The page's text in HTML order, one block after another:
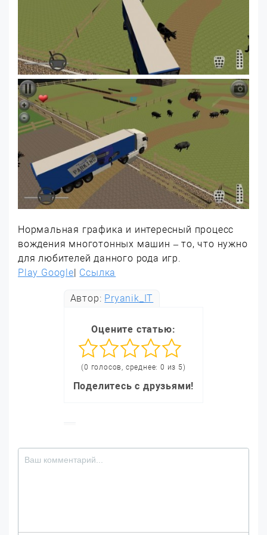
Нормальная графика и интересный процесс
вождения многотонных машин – то, что нужно
для любителей данного рода игр.
Play Google Ссылка
Автор: Pryanik_IT
Оцените статью:
(0 голосов, среднее: 0 из 5)
Поделитесь с друзьями!